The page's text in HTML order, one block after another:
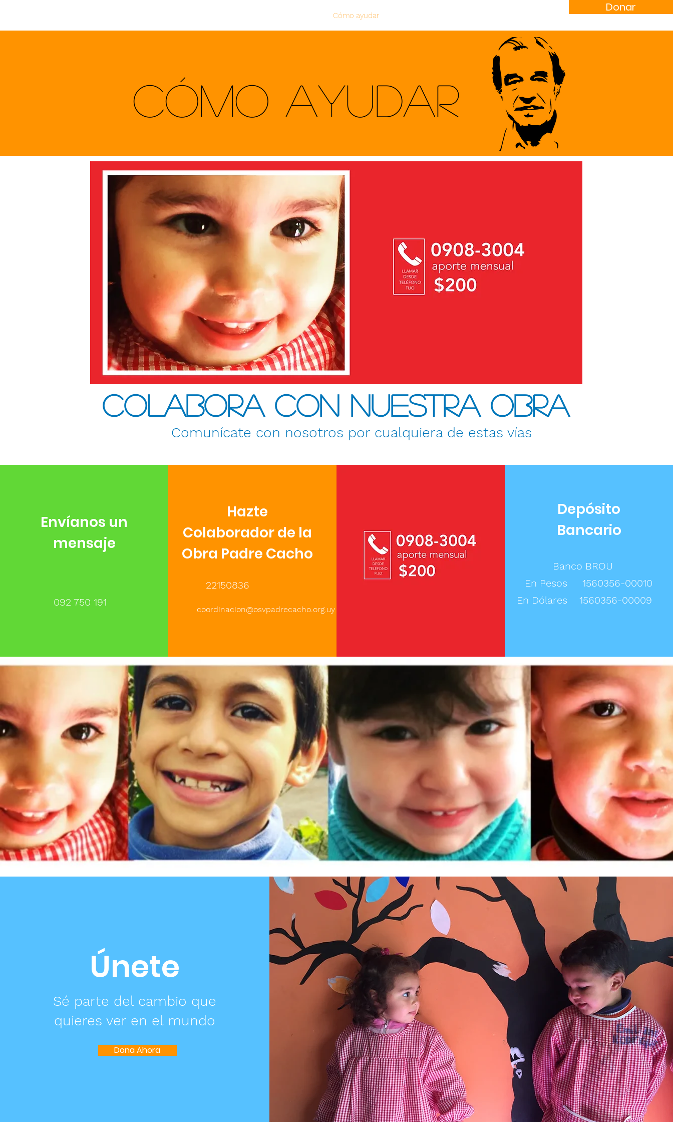
Donar
Cómo ayudar
CÓMO AYUDAR
ColaborA con nuestra Obra
Comunícate con nosotros por cualquiera de estas vías
Envíanos un
mensaje
092 750 191
Hazte
Colaborador de la
Obra Padre Cacho
22150836
coordinacion@osvpadrecacho.org.uy
Depósito
Bancario
Banco BROU
En Pesos 1560356-00010
En Dólares 1560356-00009
Únete
Sé parte del cambio que
quieres ver en el mundo
Dona Ahora